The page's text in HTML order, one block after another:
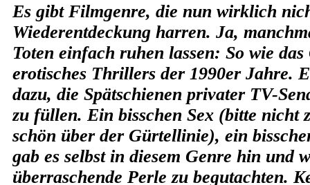
Es gibt Filmgenre, die nun wirklich
Wiederentdeckung harren. Ja,
Toten einfach ruhen lassen: So wie das
erotisches Thrillers der 1990er Jahre.
dazu, die Spätschienen privater TV-
zu füllen. Ein bisschen Sex (bitte nicht
schön über der Gürtellinie), ein
gab es selbst in diesem Genre hin und
überraschende Perle zu begutachten.